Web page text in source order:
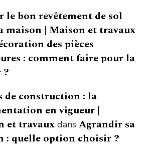
le bon revêtement de sol
maison | Maison et travaux
des pièces
: comment faire pour la
?
de construction : la
en vigueur |
et travaux dans Agrandir sa
: quelle option choisir ?